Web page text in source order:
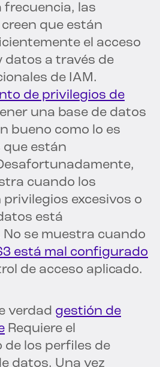
frecuencia, las
que están
el acceso
datos a través de
de IAM.
de privilegios de
una base de datos
bueno como lo es
que están
cuando los
excesivos o
está
se muestra cuando
está mal configurado
de acceso aplicado.
verdad gestión de
Requiere el
los perfiles de
datos. Una vez